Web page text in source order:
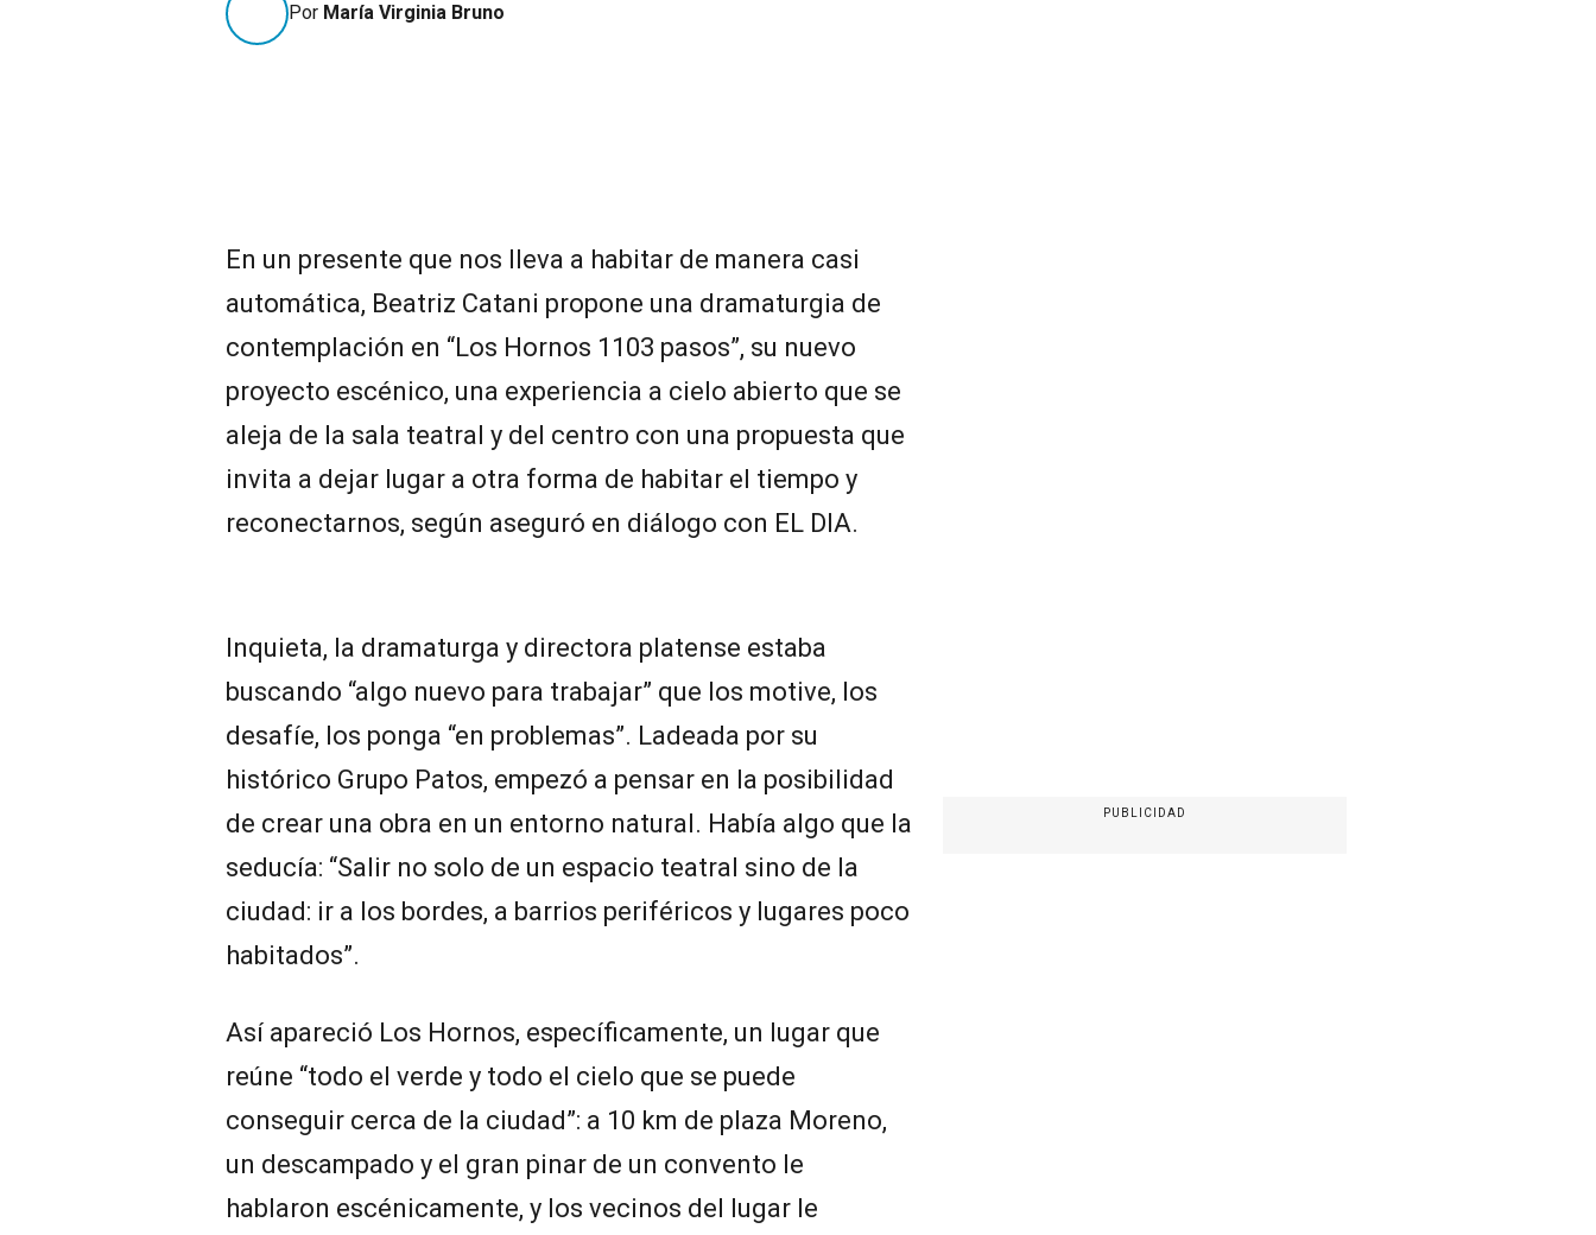
Por María Virginia Bruno
En un presente que nos lleva a habitar de manera casi
automática, Beatriz Catani propone una dramaturgia de
contemplación en “Los Hornos 1103 pasos”, su nuevo
proyecto escénico, una experiencia a cielo abierto que se
aleja de la sala teatral y del centro con una propuesta que
invita a dejar lugar a otra forma de habitar el tiempo y
reconectarnos, según aseguró en diálogo con EL DIA.
Inquieta, la dramaturga y directora platense estaba
buscando “algo nuevo para trabajar” que los motive, los
desafíe, los ponga “en problemas”. Ladeada por su
histórico Grupo Patos, empezó a pensar en la posibilidad
de crear una obra en un entorno natural. Había algo que la
seducía: “Salir no solo de un espacio teatral sino de la
ciudad: ir a los bordes, a barrios periféricos y lugares poco
habitados”.
Así apareció Los Hornos, específicamente, un lugar que
reúne “todo el verde y todo el cielo que se puede
conseguir cerca de la ciudad”: a 10 km de plaza Moreno,
un descampado y el gran pinar de un convento le
hablaron escénicamente, y los vecinos del lugar le
PUBLICIDAD